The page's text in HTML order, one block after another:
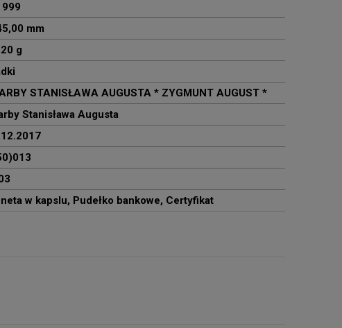
mm
g
STANISŁAWA AUGUSTA * ZYGMUNT AUGUST *
Stanisława Augusta
w kapslu, Pudełko bankowe, Certyfikat